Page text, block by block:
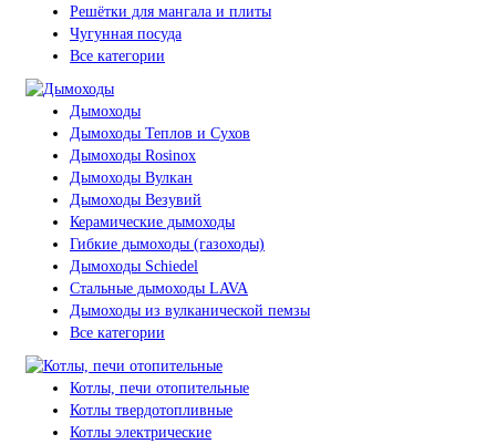
Решётки для мангала и плиты
Чугунная посуда
Все категории
Дымоходы
Дымоходы Теплов и Сухов
Дымоходы Rosinox
Дымоходы Вулкан
Дымоходы Везувий
Керамические дымоходы
Гибкие дымоходы (газоходы)
Дымоходы Schiedel
Стальные дымоходы LAVA
Дымоходы из вулканической пемзы
Все категории
Котлы, печи отопительные
Котлы твердотопливные
Котлы электрические